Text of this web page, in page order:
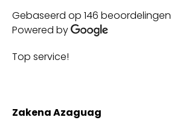
Gebaseerd op 146 beoordelingen
Powered by
Top service!
Zakena Azaguag